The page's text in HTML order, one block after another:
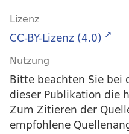
Lizenz
CC-BY-Lizenz (4.0)
Nutzung
Bitte beachten Sie bei
dieser Publikation die
Zum Zitieren der
empfohlene